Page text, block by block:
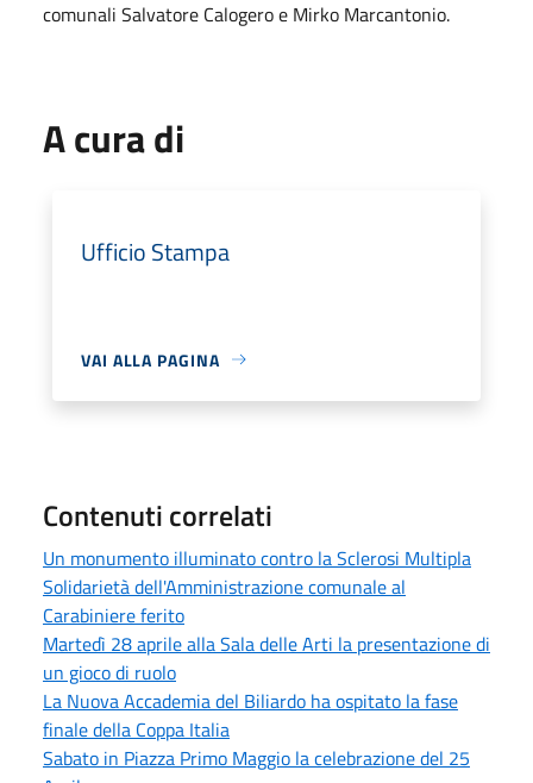
comunali Salvatore Calogero e Mirko Marcantonio.
A cura di
Ufficio Stampa
VAI ALLA PAGINA
Contenuti correlati
Un monumento illuminato contro la Sclerosi Multipla
Solidarietà dell'Amministrazione comunale al
Carabiniere ferito
Martedì 28 aprile alla Sala delle Arti la presentazione di
un gioco di ruolo
La Nuova Accademia del Biliardo ha ospitato la fase
finale della Coppa Italia
Sabato in Piazza Primo Maggio la celebrazione del 25